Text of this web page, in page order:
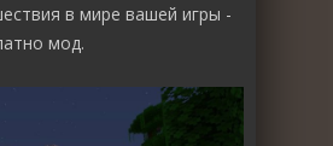
в мире вашей игры -
мод.